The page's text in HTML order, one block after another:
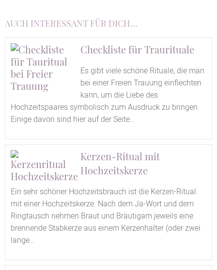
AUCH INTERESSANT FÜR DICH...
Checkliste für Traurituale
Es gibt viele schöne Rituale, die man
bei einer Freien Trauung einflechten
kann, um die Liebe des
Hochzeitspaares symbolisch zum Ausdruck zu bringen.
Einige davon sind hier auf der Seite…
Kerzen-Ritual mit
Hochzeitskerze
Ein sehr schöner Hochzeitsbrauch ist die Kerzen-Ritual
mit einer Hochzeitskerze. Nach dem Ja-Wort und dem
Ringtausch nehmen Braut und Bräutigam jeweils eine
brennende Stabkerze aus einem Kerzenhalter (oder zwei
lange…